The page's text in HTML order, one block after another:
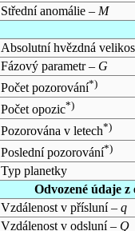
Střední anomálie – M
Absolutní hvězdná
Fázový parametr – G
Počet pozorování*)
Počet opozic*)
Pozorována v letech*)
Poslední pozorování*)
Typ planetky
Odvozené údaje
Vzdálenost v přísluní – q
Vzdálenost v odsluní – Q